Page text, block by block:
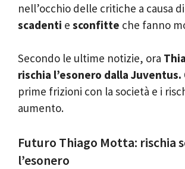
nell’occhio delle critiche a causa di
scadenti e sconfitte che fanno
Secondo le ultime notizie, ora
rischia l’esonero dalla Juventus.
prime frizioni con la società e i
aumento.
Futuro Thiago Motta: rischia
l’esonero